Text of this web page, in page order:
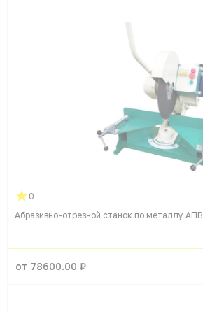
0
Абразивно-отрезной станок по металлу АПВ
от 78600.00 ₽